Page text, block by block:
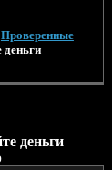
Проверенные
деньги
деньги